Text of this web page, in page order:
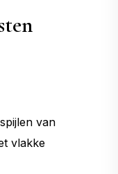
van
vlakke